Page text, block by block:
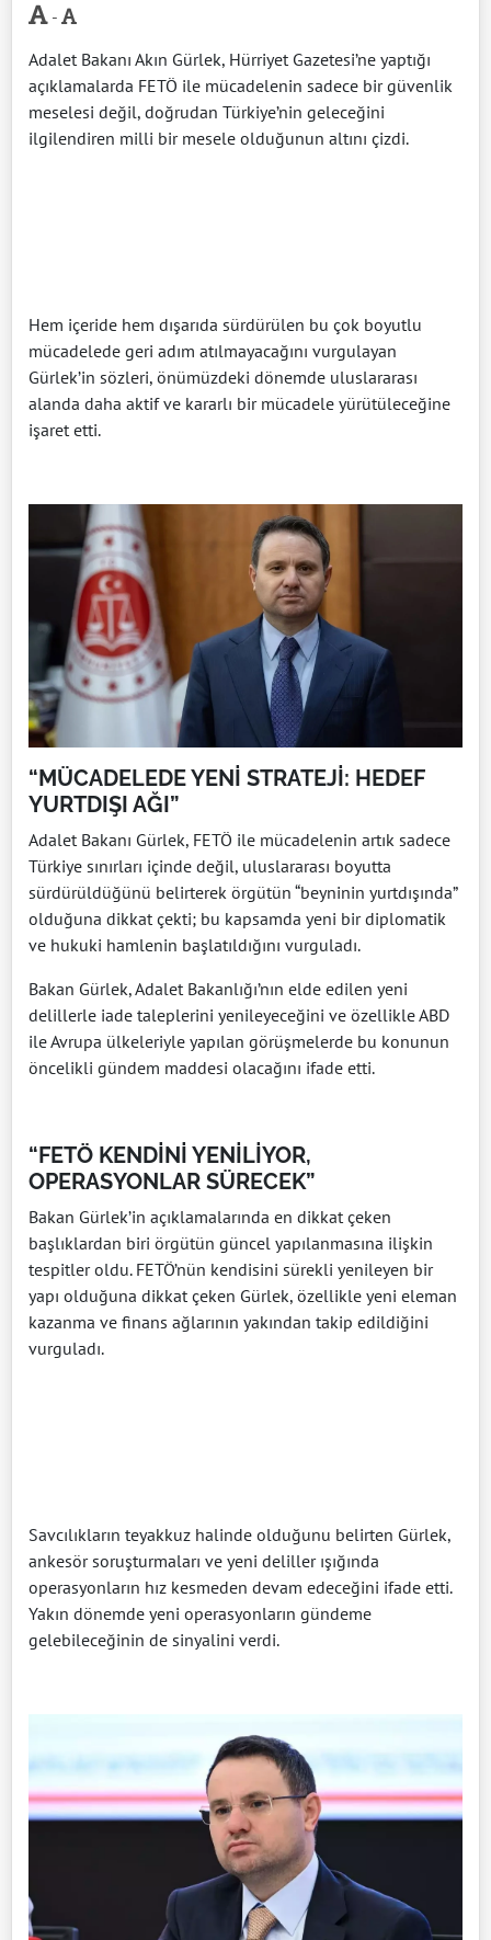
-
Adalet Bakanı Akın Gürlek, Hürriyet Gazetesi’ne yaptığı
açıklamalarda FETÖ ile mücadelenin sadece bir güvenlik
meselesi değil, doğrudan Türkiye’nin geleceğini
ilgilendiren milli bir mesele olduğunun altını çizdi.
Hem içeride hem dışarıda sürdürülen bu çok boyutlu
mücadelede geri adım atılmayacağını vurgulayan
Gürlek’in sözleri, önümüzdeki dönemde uluslararası
alanda daha aktif ve kararlı bir mücadele yürütüleceğine
işaret etti.
“MÜCADELEDE YENİ STRATEJİ: HEDEF
YURTDIŞI AĞI”
Adalet Bakanı Gürlek, FETÖ ile mücadelenin artık sadece
Türkiye sınırları içinde değil, uluslararası boyutta
sürdürüldüğünü belirterek örgütün “beyninin yurtdışında”
olduğuna dikkat çekti; bu kapsamda yeni bir diplomatik
ve hukuki hamlenin başlatıldığını vurguladı.
Bakan Gürlek, Adalet Bakanlığı’nın elde edilen yeni
delillerle iade taleplerini yenileyeceğini ve özellikle ABD
ile Avrupa ülkeleriyle yapılan görüşmelerde bu konunun
öncelikli gündem maddesi olacağını ifade etti.
“FETÖ KENDİNİ YENİLİYOR,
OPERASYONLAR SÜRECEK”
Bakan Gürlek’in açıklamalarında en dikkat çeken
başlıklardan biri örgütün güncel yapılanmasına ilişkin
tespitler oldu. FETÖ’nün kendisini sürekli yenileyen bir
yapı olduğuna dikkat çeken Gürlek, özellikle yeni eleman
kazanma ve finans ağlarının yakından takip edildiğini
vurguladı.
Savcılıkların teyakkuz halinde olduğunu belirten Gürlek,
ankesör soruşturmaları ve yeni deliller ışığında
operasyonların hız kesmeden devam edeceğini ifade etti.
Yakın dönemde yeni operasyonların gündeme
gelebileceğinin de sinyalini verdi.